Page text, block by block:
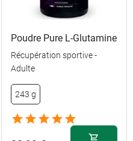
Poudre Pure L-Glutamine
Récupération sportive -
Adulte
243 g